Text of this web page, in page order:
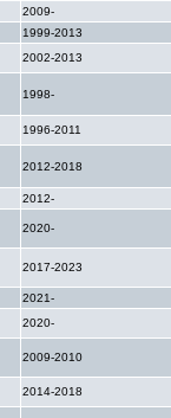
2009-
1999-2013
2002-2013
1998-
1996-2011
2012-2018
2012-
2020-
2017-2023
2021-
2020-
2009-2010
2014-2018